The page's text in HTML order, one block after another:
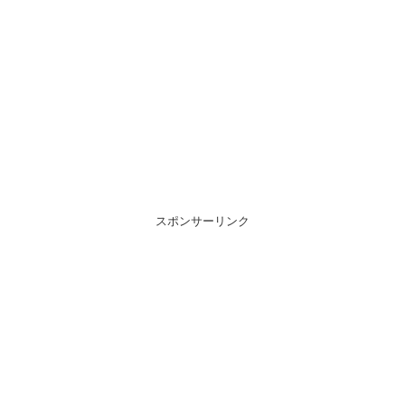
スポンサーリンク